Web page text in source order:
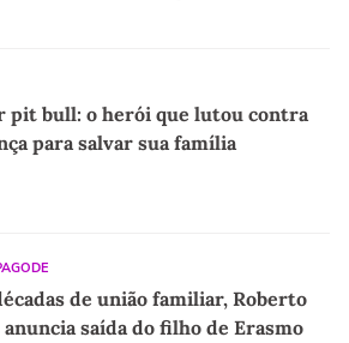
pit bull: o herói que lutou contra
para salvar sua família
de união familiar, Roberto
saída do filho de Erasmo